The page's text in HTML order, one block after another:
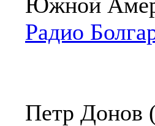
Радио
Петр Донов